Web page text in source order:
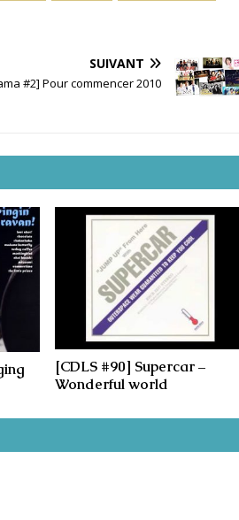
SUIVANT
#2] Pour commencer 2010
[CDLS #90] Supercar –
Wonderful world